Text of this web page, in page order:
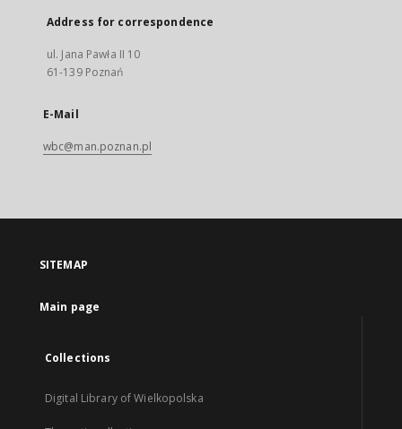
Address for correspondence
ul. Jana Pawła II 10
61-139 Poznań
E-Mail
wbc@man.poznan.pl
SITEMAP
Main page
Collections
Digital Library of Wielkopolska